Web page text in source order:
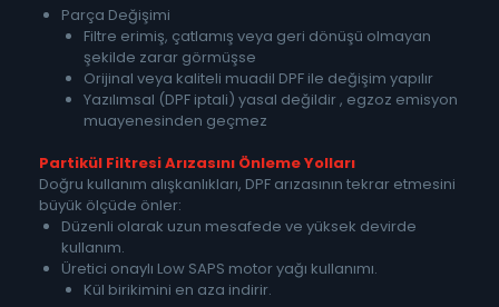
Parça Değişimi
Filtre erimiş, çatlamış veya geri dönüşü olmayan
şekilde zarar görmüşse
Orijinal veya kaliteli muadil DPF ile değişim yapılır
Yazılımsal (DPF iptali) yasal değildir , egzoz emisyon
muayenesinden geçmez
Partikül Filtresi Arızasını Önleme Yolları
Doğru kullanım alışkanlıkları, DPF arızasının tekrar etmesini
büyük ölçüde önler:
Düzenli olarak uzun mesafede ve yüksek devirde
kullanım.
Üretici onaylı Low SAPS motor yağı kullanımı.
Kül birikimini en aza indirir.